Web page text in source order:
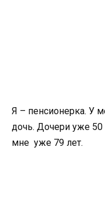
Я – пенсионерка. У
дочь. Дочери уже 50
мне уже 79 лет.